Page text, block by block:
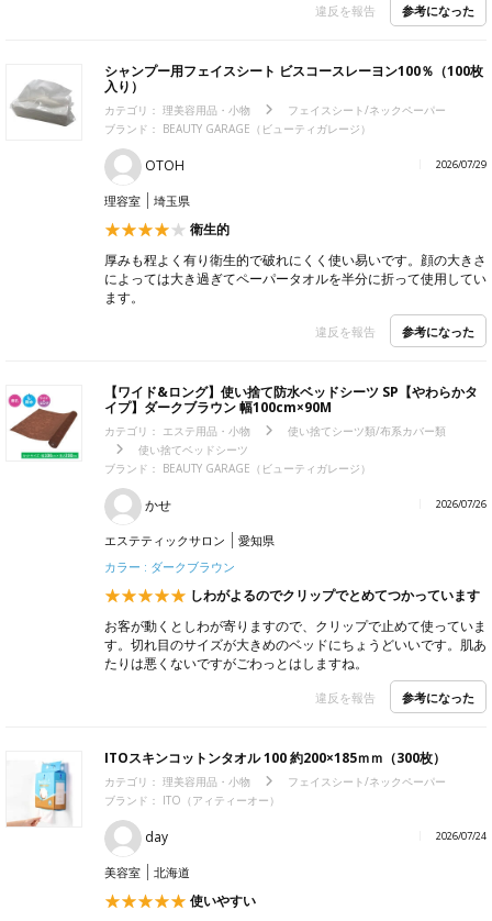
違反を報告 参考になった
シャンプー用フェイスシート ビスコースレーヨン100％（100枚
入り）
カテゴリ： 理美容用品・小物
フェイスシート/ネックペーパー
ブランド： BEAUTY GARAGE（ビューティガレージ）
OTOH 2026/07/29
理容室 埼玉県
衛生的
厚みも程よく有り衛生的で破れにくく使い易いです。顔の大きさ
によっては大き過ぎてペーパータオルを半分に折って使用してい
ます。
違反を報告 参考になった
【ワイド&ロング】使い捨て防水ベッドシーツ SP【やわらかタ
イプ】ダークブラウン 幅100cm×90M
カテゴリ： エステ用品・小物
使い捨てシーツ類/布系カバー類
使い捨てベッドシーツ
ブランド： BEAUTY GARAGE（ビューティガレージ）
かせ 2026/07/26
エステティックサロン
愛知県
カラー : ダークブラウン
しわがよるのでクリップでとめてつかっています
お客が動くとしわが寄りますので、クリップで止めて使っていま
す。切れ目のサイズが大きめのベッドにちょうどいいです。肌あ
たりは悪くないですがごわっとはしますね。
違反を報告 参考になった
ITOスキンコットンタオル 100 約200×185ｍｍ（300枚）
カテゴリ： 理美容用品・小物
フェイスシート/ネックペーパー
ブランド： ITO（アィティーオー）
day 2026/07/24
美容室 北海道
使いやすい